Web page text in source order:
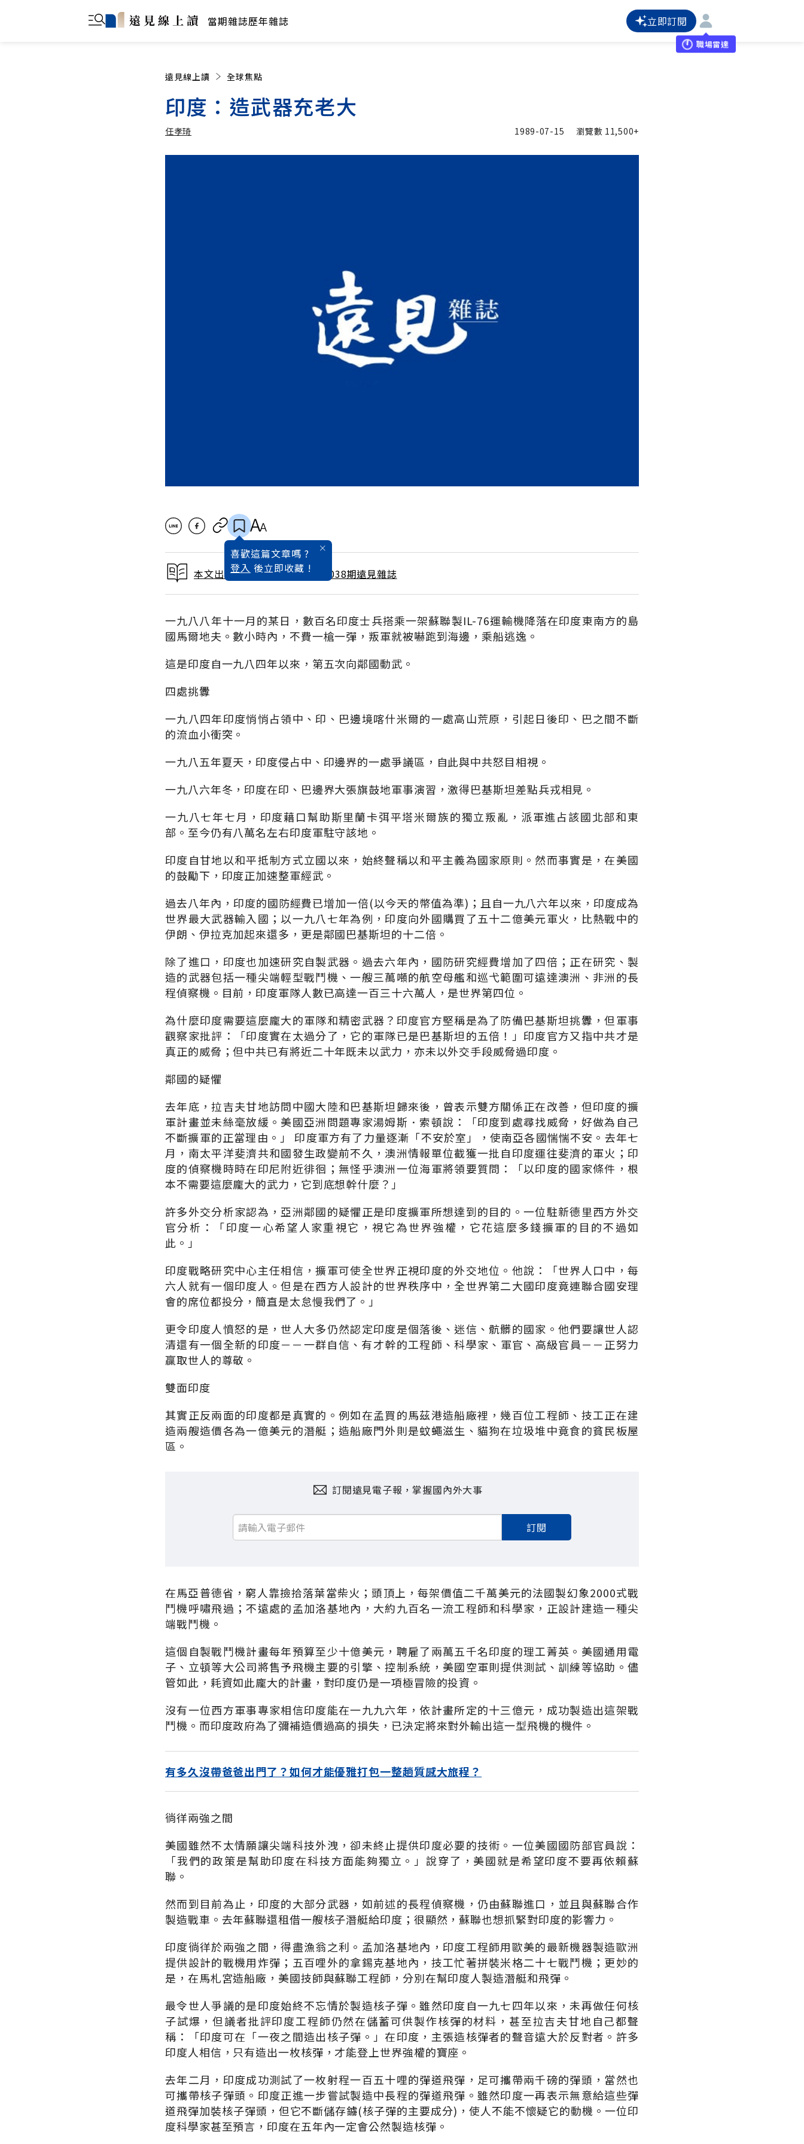
當期雜誌歷年雜誌 立即訂閱
職場雷達
遠見線上讀 全球焦點
印度：造武器充老大
任孝琦 1989-07-15 瀏覽數 11,500+
喜歡這篇文章嗎 ?
登入 後立即收藏 !
本文出自 1989 / 8月號雜誌 第038期遠見雜誌
一九八八年十一月的某日，數百名印度士兵搭乘一架蘇聯製IL-76運輸機降落在印度東南方的島
國馬爾地夫。數小時內，不費一槍一彈，叛軍就被嚇跑到海邊，乘船逃逸。
這是印度自一九八四年以來，第五次向鄰國動武。
四處挑釁
一九八四年印度悄悄占領中、印、巴邊境喀什米爾的一處高山荒原，引起日後印、巴之間不斷
的流血小衝突。
一九八五年夏天，印度侵占中、印邊界的一處爭議區，自此與中共怒目相視。
一九八六年冬，印度在印、巴邊界大張旗鼓地軍事演習，激得巴基斯坦差點兵戎相見。
一九八七年七月，印度藉口幫助斯里蘭卡弭平塔米爾族的獨立叛亂，派軍進占該國北部和東
部。至今仍有八萬名左右印度軍駐守該地。
印度自甘地以和平抵制方式立國以來，始終聲稱以和平主義為國家原則。然而事實是，在美國
的鼓勵下，印度正加速整軍經武。
過去八年內，印度的國防經費已增加一倍(以今天的幣值為準)；且自一九八六年以來，印度成為
世界最大武器輸入國；以一九八七年為例，印度向外國購買了五十二億美元軍火，比熱戰中的
伊朗、伊拉克加起來還多，更是鄰國巴基斯坦的十二倍。
除了進口，印度也加速研究自製武器。過去六年內，國防研究經費增加了四倍；正在研究、製
造的武器包括一種尖端輕型戰鬥機、一艘三萬噸的航空母艦和巡弋範圍可遠達澳洲、非洲的長
程偵察機。目前，印度軍隊人數已高達一百三十六萬人，是世界第四位。
為什麼印度需要這麼龐大的軍隊和精密武器？印度官方堅稱是為了防備巴基斯坦挑釁，但軍事
觀察家批評：「印度實在太過分了，它的軍隊已是巴基斯坦的五倍！」印度官方又指中共才是
真正的威脅；但中共已有將近二十年既未以武力，亦未以外交手段威脅過印度。
鄰國的疑懼
去年底，拉吉夫甘地訪問中國大陸和巴基斯坦歸來後，曾表示雙方關係正在改善，但印度的擴
軍計畫並未絲毫放緩。美國亞洲問題專家湯姆斯．索頓說：「印度到處尋找威脅，好做為自己
不斷擴軍的正當理由。」 印度軍方有了力量逐漸「不安於室」，使南亞各國惴惴不安。去年七
月，南太平洋斐濟共和國發生政變前不久，澳洲情報單位截獲一批自印度運往斐濟的軍火；印
度的偵察機時時在印尼附近徘徊；無怪乎澳洲一位海軍將領要質問：「以印度的國家條件，根
本不需要這麼龐大的武力，它到底想幹什麼？」
許多外交分析家認為，亞洲鄰國的疑懼正是印度擴軍所想達到的目的。一位駐新德里西方外交
官分析：「印度一心希望人家重視它，視它為世界強權，它花這麼多錢擴軍的目的不過如
此。」
印度戰略研究中心主任相信，擴軍可使全世界正視印度的外交地位。他說：「世界人口中，每
六人就有一個印度人。但是在西方人設計的世界秩序中，全世界第二大國印度竟連聯合國安理
會的席位都投分，簡直是太怠慢我們了。」
更令印度人憤怒的是，世人大多仍然認定印度是個落後、迷信、骯髒的國家。他們要讓世人認
清還有一個全新的印度－－一群自信、有才幹的工程師、科學家、軍官、高級官員－－正努力
贏取世人的尊敬。
雙面印度
其實正反兩面的印度都是真實的。例如在孟買的馬茲港造船廠裡，幾百位工程師、技工正在建
造兩艘造價各為一億美元的潛艇；造船廠門外則是蚊蠅滋生、貓狗在垃圾堆中竟食的貧民板屋
區。
訂閱遠見電子報，掌握國內外大事
訂閱
在馬亞普德省，窮人靠撿拾落葉當柴火；頭頂上，每架價值二千萬美元的法國製幻象2000式戰
鬥機呼嘯飛過；不遠處的孟加洛基地內，大約九百名一流工程師和科學家，正設計建造一種尖
端戰鬥機。
這個自製戰鬥機計畫每年預算至少十億美元，聘雇了兩萬五千名印度的理工菁英。美國通用電
子、立頓等大公司將售予飛機主要的引擎、控制系統，美國空軍則提供測試、訓練等協助。儘
管如此，耗資如此龐大的計畫，對印度仍是一項極冒險的投資。
沒有一位西方軍事專家相信印度能在一九九六年，依計畫所定的十三億元，成功製造出這架戰
鬥機。而印度政府為了彌補造價過高的損失，已決定將來對外輸出這一型飛機的機件。
有多久沒帶爸爸出門了？如何才能優雅打包一整趟質感大旅程？
徜徉兩強之間
美國雖然不太情願讓尖端科技外洩，卻未終止提供印度必要的技術。一位美國國防部官員說：
「我們的政策是幫助印度在科技方面能夠獨立。」說穿了，美國就是希望印度不要再依賴蘇
聯。
然而到目前為止，印度的大部分武器，如前述的長程偵察機，仍由蘇聯進口，並且與蘇聯合作
製造戰車。去年蘇聯還租借一艘核子潛艇給印度；很顯然，蘇聯也想抓緊對印度的影響力。
印度徜徉於兩強之間，得盡漁翁之利。孟加洛基地內，印度工程師用歐美的最新機器製造歐洲
提供設計的戰機用炸彈；五百哩外的拿錫克基地內，技工忙著拼裝米格二十七戰鬥機；更妙的
是，在馬札宮造船廠，美國技師與蘇聯工程師，分別在幫印度人製造潛艇和飛彈。
最令世人爭議的是印度始終不忘情於製造核子彈。雖然印度自一九七四年以來，未再做任何核
子試爆，但議者批評印度工程師仍然在儲蓄可供製作核彈的材料，甚至拉吉夫甘地自己都聲
稱：「印度可在「一夜之間造出核子彈。」在印度，主張造核彈者的聲音遠大於反對者。許多
印度人相信，只有造出一枚核彈，才能登上世界強權的寶座。
去年二月，印度成功測試了一枚射程一百五十哩的彈道飛彈，足可攜帶兩千磅的彈頭，當然也
可攜帶核子彈頭。印度正進一步嘗試製造中長程的彈道飛彈。雖然印度一再表示無意給這些彈
道飛彈加裝核子彈頭，但它不斷儲存鐪(核子彈的主要成分)，使人不能不懷疑它的動機。一位印
度科學家甚至預言，印度在五年內一定會公然製造核彈。